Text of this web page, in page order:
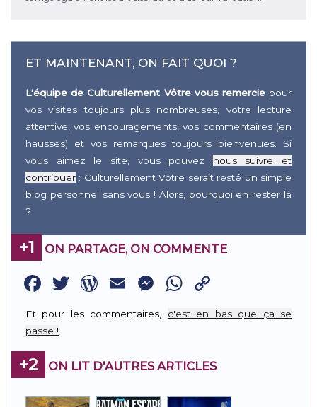
ET MAINTENANT, ON FAIT QUOI ?
L'équipe de Culturellement Vôtre vous remerciepour
vos visites toujours plus nombreuses, votre lecture
attentive, vos encouragements, vos commentaires (en
hausses) et vos remarques toujours bienvenues. Si
vous aimez le site, vous pouvez nous suivre et
contribuer : Culturellement Vôtre serait resté un simple
blog personnel sans vous ! Alors, pourquoi en rester là
?
+1 ON PARTAGE, ON COMMENTE
Facebook
Twitter
WordPress
EmailMessenger
WhatsApp
Link
Et pour les commentaires, c'est en bas que ça se
passe !
+2 ON LIT D'AUTRES ARTICLES